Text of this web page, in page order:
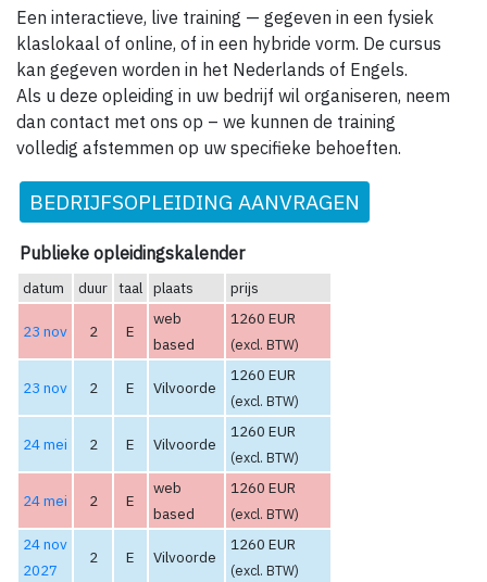
Een interactieve, live training — gegeven in een fysiek
klaslokaal of online, of in een hybride vorm. De cursus
kan gegeven worden in het Nederlands of Engels.
Als u deze opleiding in uw bedrijf wil organiseren, neem
dan contact met ons op – we kunnen de training
volledig afstemmen op uw specifieke behoeften.
BEDRIJFSOPLEIDING AANVRAGEN
Publieke opleidingskalender
datum duur taal plaats prijs
23 nov 2 E
web
based
1260 EUR
(excl. BTW)
23 nov 2 E Vilvoorde
1260 EUR
(excl. BTW)
24 mei 2 E Vilvoorde
1260 EUR
(excl. BTW)
24 mei 2 E
web
based
1260 EUR
(excl. BTW)
24 nov
2027
2 E Vilvoorde
1260 EUR
(excl. BTW)